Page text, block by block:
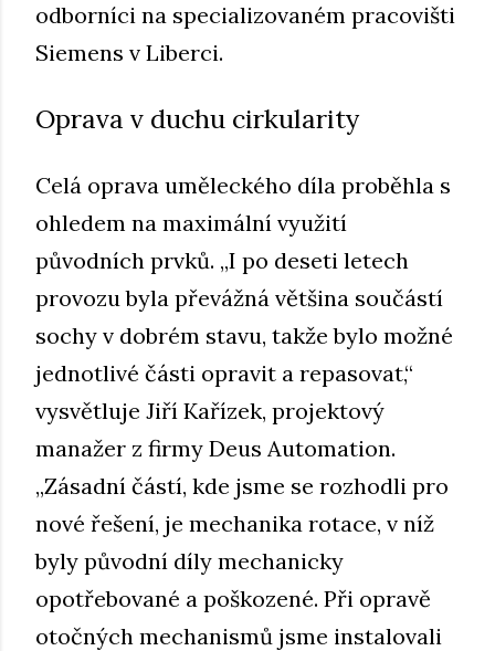
odborníci na specializovaném pracovišti
Siemens v Liberci.
Oprava v duchu cirkularity
Celá oprava uměleckého díla proběhla s
ohledem na maximální využití
původních prvků. „I po deseti letech
provozu byla převážná většina součástí
sochy v dobrém stavu, takže bylo možné
jednotlivé části opravit a repasovat,“
vysvětluje Jiří Kařízek, projektový
manažer z firmy Deus Automation.
„Zásadní částí, kde jsme se rozhodli pro
nové řešení, je mechanika rotace, v níž
byly původní díly mechanicky
opotřebované a poškozené. Při opravě
otočných mechanismů jsme instalovali